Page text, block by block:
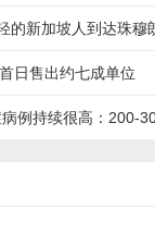
的新加坡人到达珠穆
日售出约七成单位
例持续很高：200-